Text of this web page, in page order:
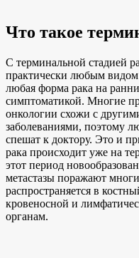
Что такое
С терминальной стадией
практически любым видом
любая форма рака на
симптоматикой. Многие
онкологии схожи с
заболеваниями, поэтому
спешат к доктору. Это и
рака происходит уже на
этот период
метастазы поражают
распространяется в
кровеносной и
органам.